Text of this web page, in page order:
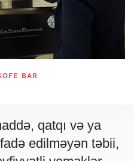
BAR
qatqı və ya
edilməyən təbii,